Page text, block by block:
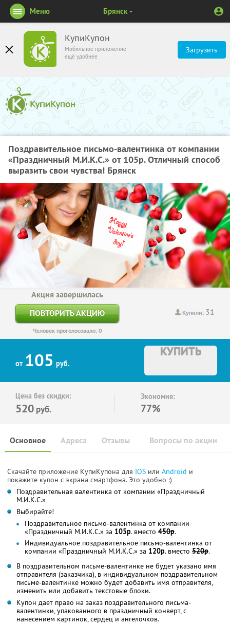
КупиКупон
Мобильное приложение
ещё удобнее
Загрузить
Меню Брянск
Поздравительное письмо-валентинка от компании
«Праздничный М.И.К.С.» от 105р. Отличный способ
выразить свои чувства! Брянск
Купили: 31
Акция завершилась
ПОВТОРИТЬ АКЦИЮ
Человек проголосовало: 0
от 105 руб.
КУПИТЬ
Цена без скидки:
520 руб.
Экономия:
77%
Основное Отзывы Вопросы по акции
Адреса
Скачайте приложение КупиКупона для IOS или Android и
покажите купон с экрана смартфона. Это удобно :)
Поздравительная валентинка от компании «Праздничный
М.И.К.С.»
Выбирайте!
Поздравительное письмо-валентинка от компании
«Праздничный М.И.К.С.» за 105р. вместо 450р.
Индивидуальное поздравительное письмо-валентинка от
компании «Праздничный М.И.К.С.» за 120р. вместо 520р.
В поздравительном письме-валентинке не будет указано имя
отправителя (заказчика), в индивидуальном поздравительном
письме-валентинке можно будет добавить имя отправителя,
изменить или добавить текстовые блоки.
Купон дает право на заказ поздравительного письма-
валентинки, упакованного в праздничный конверт, с
нанесением картинок, сердец и ангелочков.